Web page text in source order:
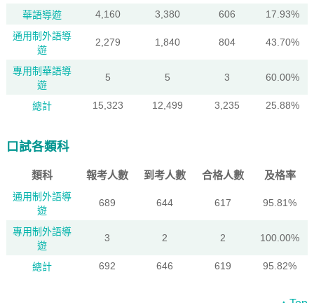
華語導遊 4,160 3,380 606
17.93%
通用制外語導
遊
2,279 1,840 804 43.70%
專用制華語導
遊
5 5 3 60.00%
總計 15,323 12,499 3,235 25.88%
口試各類科
類科 報考人數 到考人數 合格人數 及格率
通用制外語導
遊
689 644 617 95.81%
專用制外語導
遊
3 2 2 100.00%
總計 692 646 619 95.82%